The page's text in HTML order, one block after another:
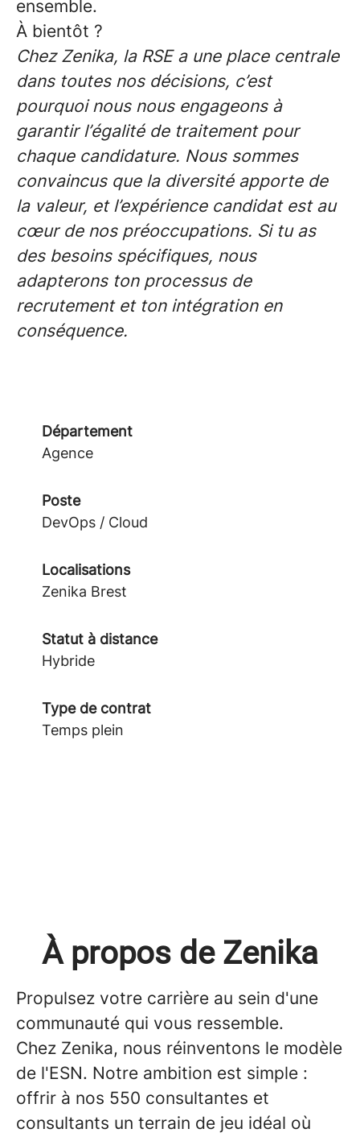
ensemble.
À bientôt ?
Chez Zenika, la RSE a une place centrale
dans toutes nos décisions, c’est
pourquoi nous nous engageons à
garantir l’égalité de traitement pour
chaque candidature. Nous sommes
convaincus que la diversité apporte de
la valeur, et l’expérience candidat est au
cœur de nos préoccupations. Si tu as
des besoins spécifiques, nous
adapterons ton processus de
recrutement et ton intégration en
conséquence.
Département
Agence
Poste
DevOps / Cloud
Localisations
Zenika Brest
Statut à distance
Hybride
Type de contrat
Temps plein
À propos de Zenika
Propulsez votre carrière au sein d'une
communauté qui vous ressemble.
Chez Zenika, nous réinventons le modèle
de l'ESN. Notre ambition est simple :
offrir à nos 550 consultantes et
consultants un terrain de jeu idéal où